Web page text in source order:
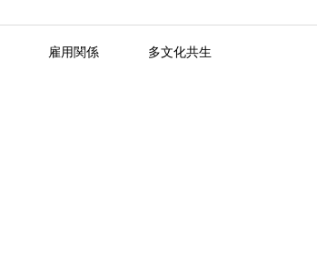
雇用関係 多文化共生